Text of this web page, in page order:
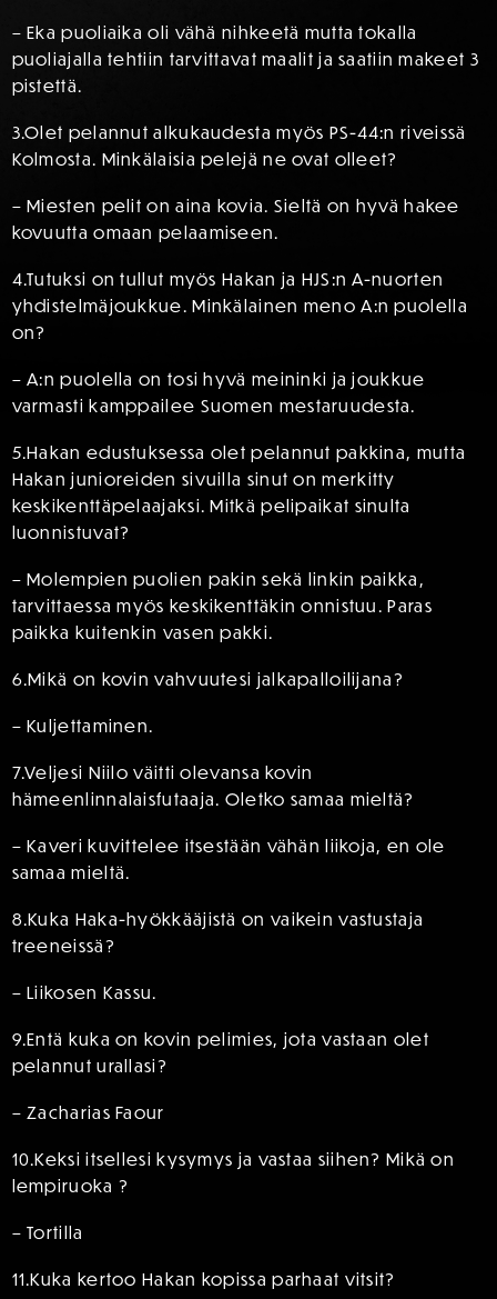
– Eka puoliaika oli vähä nihkeetä mutta tokalla
puoliajalla tehtiin tarvittavat maalit ja saatiin makeet 3
pistettä.
3.Olet pelannut alkukaudesta myös PS-44:n riveissä
Kolmosta. Minkälaisia pelejä ne ovat olleet?
– Miesten pelit on aina kovia. Sieltä on hyvä hakee
kovuutta omaan pelaamiseen.
4.Tutuksi on tullut myös Hakan ja HJS:n A-nuorten
yhdistelmäjoukkue. Minkälainen meno A:n puolella
on?
– A:n puolella on tosi hyvä meininki ja joukkue
varmasti kamppailee Suomen mestaruudesta.
5.Hakan edustuksessa olet pelannut pakkina, mutta
Hakan junioreiden sivuilla sinut on merkitty
keskikenttäpelaajaksi. Mitkä pelipaikat sinulta
luonnistuvat?
– Molempien puolien pakin sekä linkin paikka,
tarvittaessa myös keskikenttäkin onnistuu. Paras
paikka kuitenkin vasen pakki.
6.Mikä on kovin vahvuutesi jalkapalloilijana?
– Kuljettaminen.
7.Veljesi Niilo väitti olevansa kovin
hämeenlinnalaisfutaaja. Oletko samaa mieltä?
– Kaveri kuvittelee itsestään vähän liikoja, en ole
samaa mieltä.
8.Kuka Haka-hyökkääjistä on vaikein vastustaja
treeneissä?
– Liikosen Kassu.
9.Entä kuka on kovin pelimies, jota vastaan olet
pelannut urallasi?
– Zacharias Faour
10.Keksi itsellesi kysymys ja vastaa siihen? Mikä on
lempiruoka ?
– Tortilla
11.Kuka kertoo Hakan kopissa parhaat vitsit?